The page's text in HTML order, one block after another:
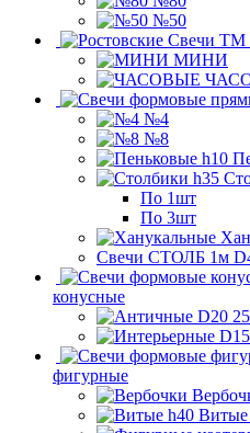
№50
МИНИ
№4
№8
По 1шт
По 3шт
Свечи СТОЛБ 1м
конусные
фигурные
Витые